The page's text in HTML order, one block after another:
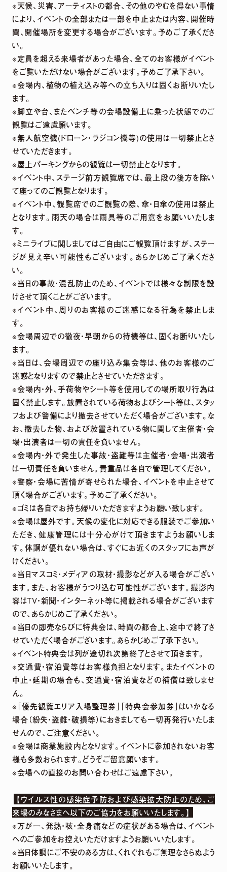
※天候、災害、アーティストの都合、その他のやむを得ない事情
により、イベントの全部または一部を中止または内容、開催時
間、開催場所を変更する場合がございます。予めご了承くださ
い。
※定員を超える来場者があった場合、全てのお客様がイベント
をご覧いただけない場合がございます。予めご了承下さい。
※会場内、植物の植え込み等への立ち入りは固くお断りいたし
ます。
※脚立や台、またベンチ等の会場設備上に乗った状態でのご
観覧はご遠慮願います。
※無人航空機(ドローン・ラジコン機等)の使用は一切禁止とさ
せていただきます。
※屋上パーキングからの観覧は一切禁止となります。
※イベント中、ステージ前方観覧席では、最上段の後方を除い
て座ってのご観覧となります。
※イベント中、観覧席でのご観覧の際、傘・日傘の使用は禁止
となります。雨天の場合は雨具等のご用意をお願いいたしま
す。
※ミニライブに関しましてはご自由にご観覧頂けますが、ステー
ジが見え辛い可能性もございます。あらかじめご了承くださ
い。
※当日の事故・混乱防止のため、イベントでは様々な制限を設
けさせて頂くことがございます。
※イベント中、周りのお客様のご迷惑になる行為を禁止しま
す。
※会場周辺での徹夜・早朝からの待機等は、固くお断りいたし
ます。
※当日は、会場周辺での座り込み集会等は、他のお客様のご
迷惑となりますので禁止とさせていただきます。
※会場内・外、手荷物やシート等を使用しての場所取り行為は
固く禁止します。放置されている荷物およびシート等は、スタッ
フおよび警備により撤去させていただく場合がございます。な
お、撤去した物、および放置されている物に関して主催者・会
場・出演者は一切の責任を負いません。
※会場内・外で発生した事故・盗難等は主催者・会場・出演者
は一切責任を負いません。貴重品は各自で管理してください。
※警察・会場に苦情が寄せられた場合、イベントを中止させて
頂く場合がございます。予めご了承ください。
※ゴミは各自でお持ち帰りいただきますようお願い致します。
※会場は屋外です。天候の変化に対応できる服装でご参加い
ただき、健康管理には十分心がけて頂きますようお願いしま
す。体調が優れない場合は、すぐにお近くのスタッフにお声が
けください。
※当日マスコミ・メディアの取材・撮影などが入る場合がござい
ます。また、お客様がうつり込む可能性がございます。撮影内
容はTV・新聞・インターネット等に掲載される場合がございます
ので、あらかじめご了承ください。
※当日の即売ならびに特典会は、時間の都合上、途中で終了さ
せていただく場合がございます。あらかじめご了承下さい。
※イベント特典会は列が途切れ次第終了とさせて頂きます。
※交通費・宿泊費等はお客様負担となります。またイベントの
中止・延期の場合も、交通費・宿泊費などの補償は致しませ
ん。
※「優先観覧エリア入場整理券」「特典会参加券」はいかなる
場合（紛失・盗難・破損等）におきましても一切再発行いたしま
せんので、ご注意ください。
※会場は商業施設内となります。イベントに参加されないお客
様も多数おられます。どうぞご留意願います。
※会場への直接のお問い合わせはご遠慮下さい。
【ウイルス性の感染症予防および感染拡大防止のため、ご
来場のみなさまへ以下のご協力をお願いいたします。】
※万が一、発熱・咳・全身痛などの症状がある場合は、イベント
へのご参加をお控えいただけますようお願いいたします。
※当日体調にご不安のある方は、くれぐれもご無理なさらぬよう
お願いいたします。